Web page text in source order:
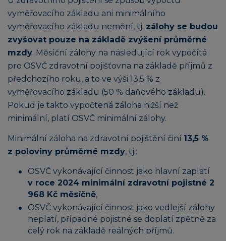
vyměřovacího základu ani minimálního
vyměřovacího základu nemění, tj. zálohy se budou
zvyšovat pouze na základě zvýšení průměrné
mzdy. Měsíční zálohy na následující rok vypočítá
pro OSVČ zdravotní pojišťovna na základě příjmů z
předchozího roku, a to ve výši 13,5 % z
vyměřovacího základu (50 % daňového základu).
Pokud je takto vypočtená záloha nižší než
minimální, platí OSVČ minimální zálohy.
Minimální záloha na zdravotní pojištění činí 13,5 %
z poloviny průměrné mzdy, tj.:
OSVČ vykonávající činnost jako hlavní zaplatí
v roce 2024 minimální zdravotní pojistné 2
968 Kč měsíčně,
OSVČ vykonávající činnost jako vedlejší zálohy
neplatí, případné pojistné se doplatí zpětně za
celý rok na základě reálných příjmů.